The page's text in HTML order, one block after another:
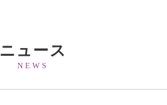
ニュース
NEWS